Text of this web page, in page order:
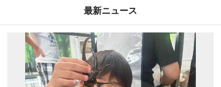
最新ニュース